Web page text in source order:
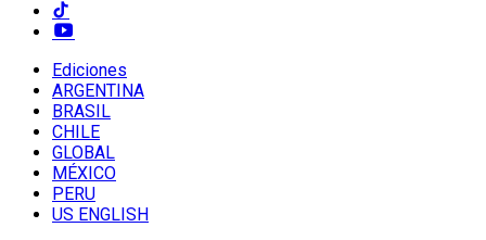
Ediciones
ARGENTINA
BRASIL
CHILE
GLOBAL
MÉXICO
PERU
US ENGLISH